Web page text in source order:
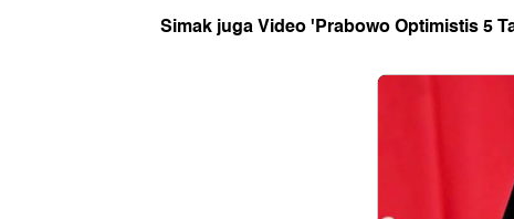
Simak juga Video 'Prabowo Optimistis 5